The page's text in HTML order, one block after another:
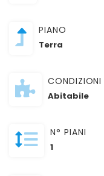
PIANO
Terra
CONDIZIONI
Abitabile
N° PIANI
1